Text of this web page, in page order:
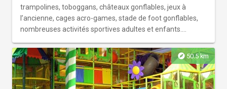
trampolines, toboggans, châteaux gonflables, jeux à
l’ancienne, cages acro-games, stade de foot gonflables,
nombreuses activités sportives adultes et enfants.
avec 3 balançoires, nouvel espace pour les -10 ans. “Aqua
Dino” : 500 m² de jeux d’eau dédiés aux enfants avec
plages, jets d’eau, transats. Parc ombragé équipé de
brumisateurs et aires de pique-nique. Dinoland-Aquadino
explore 50.5 km